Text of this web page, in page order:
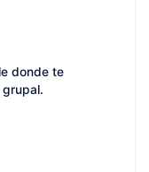
donde te